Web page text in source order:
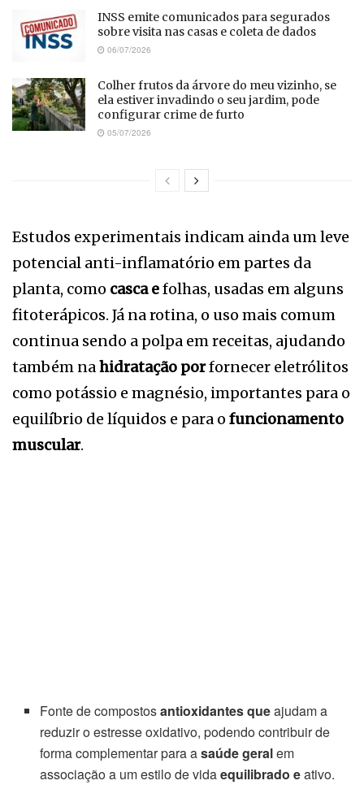
INSS emite comunicados para segurados
sobre visita nas casas e coleta de dados
06/07/2026
Colher frutos da árvore do meu vizinho, se
ela estiver invadindo o seu jardim, pode
configurar crime de furto
05/07/2026
Estudos experimentais indicam ainda um leve
potencial anti-inflamatório em partes da
planta, como casca efolhas, usadas em alguns
fitoterápicos. Já na rotina, o uso mais comum
continua sendo a polpa em receitas, ajudando
também nahidratação porfornecer eletrólitos
como potássio e magnésio, importantes para o
equilíbrio de líquidos e para o funcionamento
muscular.
Fonte de compostosantioxidantes queajudam a
reduzir o estresse oxidativo, podendo contribuir de
forma complementar para asaúde geralem
associação a um estilo de vidaequilibrado eativo.